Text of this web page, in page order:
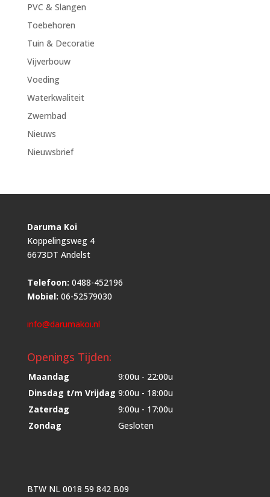
PVC & Slangen
Toebehoren
Tuin & Decoratie
Vijverbouw
Voeding
Waterkwaliteit
Zwembad
Nieuws
Nieuwsbrief
Daruma Koi
Koppelingsweg 4
6673DT Andelst
Telefoon: 0488-452196
Mobiel: 06-52579030
info@darumakoi.nl
Openings Tijden:
Maandag
9:00u - 22:00u
Dinsdag t/m Vrijdag 9:00u - 18:00u
Zaterdag
9:00u - 17:00u
Zondag
Gesloten
BTW NL 0018 59 842 B09